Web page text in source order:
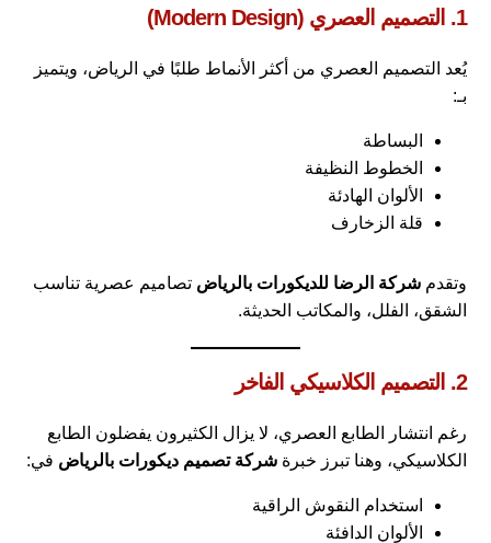
1. التصميم العصري (Modern Design)
يُعد التصميم العصري من أكثر الأنماط طلبًا في الرياض، ويتميز
بـ:
البساطة
الخطوط النظيفة
الألوان الهادئة
قلة الزخارف
وتقدمشركة الرضا للديكورات بالرياض تصاميم عصرية تناسب
الشقق، الفلل، والمكاتب الحديثة.
2. التصميم الكلاسيكي الفاخر
رغم انتشار الطابع العصري، لا يزال الكثيرون يفضلون الطابع
الكلاسيكي، وهنا تبرز خبرةشركة تصميم ديكورات بالرياض في:
استخدام النقوش الراقية
الألوان الدافئة